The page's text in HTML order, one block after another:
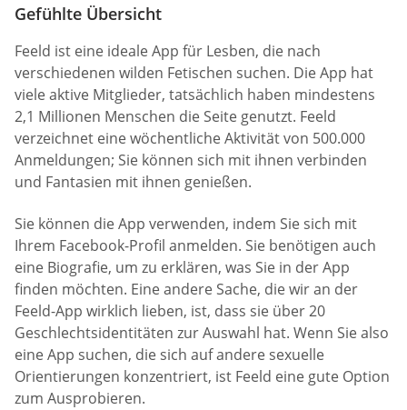
Gefühlte Übersicht
Feeld ist eine ideale App für Lesben, die nach
verschiedenen wilden Fetischen suchen. Die App hat
viele aktive Mitglieder, tatsächlich haben mindestens
2,1 Millionen Menschen die Seite genutzt. Feeld
verzeichnet eine wöchentliche Aktivität von 500.000
Anmeldungen; Sie können sich mit ihnen verbinden
und Fantasien mit ihnen genießen.
Sie können die App verwenden, indem Sie sich mit
Ihrem Facebook-Profil anmelden. Sie benötigen auch
eine Biografie, um zu erklären, was Sie in der App
finden möchten. Eine andere Sache, die wir an der
Feeld-App wirklich lieben, ist, dass sie über 20
Geschlechtsidentitäten zur Auswahl hat. Wenn Sie also
eine App suchen, die sich auf andere sexuelle
Orientierungen konzentriert, ist Feeld eine gute Option
zum Ausprobieren.